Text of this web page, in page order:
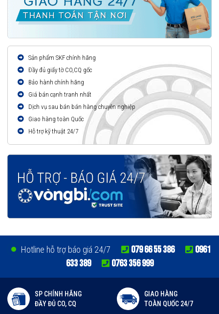
Sản phẩm SKF chính hãng
Đầy đủ giấy tờ CO,CQ gốc
Bảo hành chính hãng
Giá bán cạnh tranh nhất
Dịch vụ sau bán bán hàng chuyên nghiệp
Giao hàng toàn Quốc
Hỗ trợ kỹ thuật 24/7
Hotline hỗ trợ báo giá 24/7 079 66 55 386
0961
633 389
0763 356 999
SP CHÍNH HÃNG
ĐẦY ĐỦ CO, CQ
GIAO HÀNG
TOÀN QUỐC 24/7